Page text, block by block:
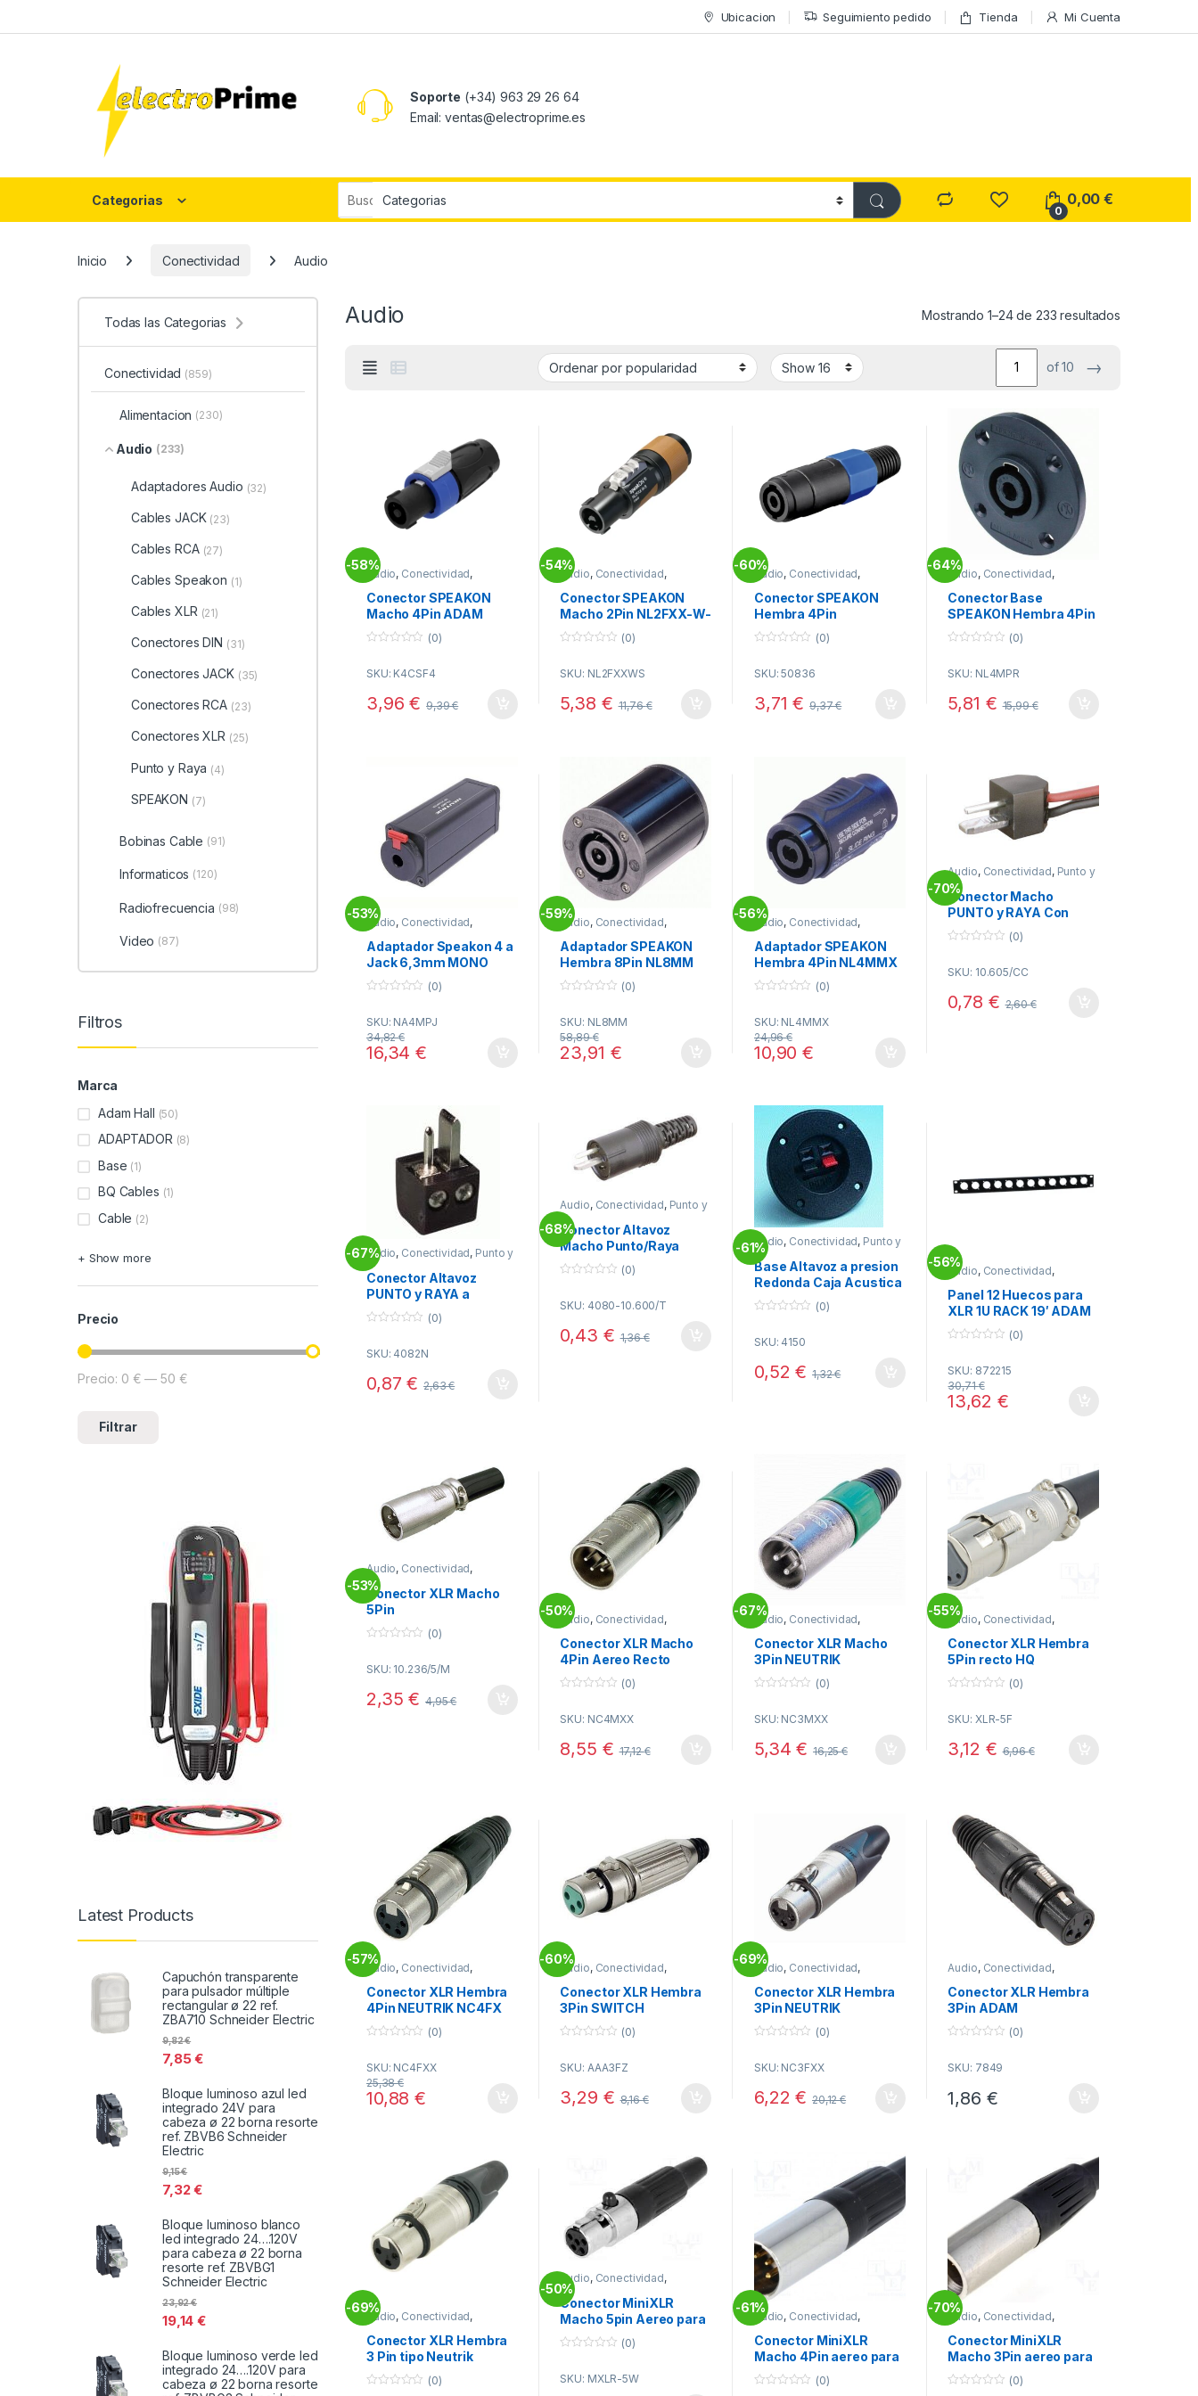
Ubicacion Seguimiento pedido Tienda Mi Cuenta
Soporte (+34) 963 29 26 64
Email: ventas@electroprime.es
Categorias
Search for:
0
0,00€
Inicio Conectividad Audio
Audio Mostrando 1–24 de 233 resultados
of 10 →
-58%
Audio, Conectividad,
SPEAKON
Conector SPEAKON
Macho 4Pin ADAM
4STAR
u
o
f
(0)
SKU: K4CSF4
3,96€ 9,39€
-54%
Audio, Conectividad,
SPEAKON
Conector SPEAKON
Macho 2Pin NL2FXX-W-
S NEUTRIK
u
o
f
(0)
SKU: NL2FXXWS
5,38 € 11,76€
-60%
Audio, Conectividad,
SPEAKON
Conector SPEAKON
Hembra 4Pin
u
o
f
(0)
SKU: 50836
3,71€ 9,37€
-64%
Audio, Conectividad,
SPEAKON
Conector Base
SPEAKON Hembra 4Pin
NL4MPR NEUTRIK
u
o
f
(0)
SKU: NL4MPR
5,81 € 15,99€
-53%
Audio, Conectividad,
SPEAKON
Adaptador Speakon 4 a
Jack 6,3mm MONO
u
t
o
(0)
SKU: NA4MPJ
16,34€
34,82€
-59%
Audio, Conectividad,
SPEAKON
Adaptador SPEAKON
Hembra 8Pin NL8MM
u
t
o
f
(0)
SKU: NL8MM
23,91 €
58,89€
-56%
Audio, Conectividad,
SPEAKON
Adaptador SPEAKON
Hembra 4Pin NL4MMX
NEUTRIK
u
t
o
(0)
SKU: NL4MMX
10,90€
24,96€
-70%
Audio, Conectividad, Punto y
Raya
Conector Macho
PUNTO y RAYA Con
Cable de 250mm
u
o
f
(0)
SKU: 10.605/CC
0,78 € 2,60€
-67%Audio, Conectividad, Punto y
Raya
Conector Altavoz
PUNTO y RAYA a
Tornillo NEGRO
u
o
f
(0)
SKU: 4082N
0,87€ 2,63€
-68%
Audio, Conectividad, Punto y
Raya
Conector Altavoz
Macho Punto/Raya
conexion Tornillos
u
o
f
(0)
SKU: 4080-10.600/T
0,43 € 1,36€
-61%Audio, Conectividad, Punto y
Raya
Base Altavoz a presion
Redonda Caja Acustica
u
o
f
(0)
SKU: 4150
0,52€ 1,32€
-56%
Audio, Conectividad,
Conectores XLR
Panel 12 Huecos para
XLR 1U RACK 19′ ADAM
u
t
o
(0)
SKU: 872215
13,62 €
30,71€
-53%
Audio, Conectividad,
Conectores XLR
Conector XLR Macho
5Pin
u
o
f
(0)
SKU: 10.236/5/M
2,35€ 4,95€
-50%
Audio, Conectividad,
Conectores XLR
Conector XLR Macho
4Pin Aereo Recto
NC4MX NEUTRIK
u
o
f
(0)
SKU: NC4MXX
8,55 € 17,12€
-67%
Audio, Conectividad,
Conectores XLR
Conector XLR Macho
3Pin NEUTRIK
u
o
f
(0)
SKU: NC3MXX
5,34€ 16,25€
-55%
Audio, Conectividad,
Conectores XLR
Conector XLR Hembra
5Pin recto HQ
u
o
f
(0)
SKU: XLR-5F
3,12 € 6,96€
-57%
Audio, Conectividad,
Conectores XLR
Conector XLR Hembra
4Pin NEUTRIK NC4FX
u
t
o
(0)
SKU: NC4FXX
10,88€
25,38€
-60%
Audio, Conectividad,
Conectores XLR
Conector XLR Hembra
3Pin SWITCH
u
o
f
(0)
SKU: AAA3FZ
3,29 € 8,16€
-69%
Audio, Conectividad,
Conectores XLR
Conector XLR Hembra
3Pin NEUTRIK
u
o
f
(0)
SKU: NC3FXX
6,22€ 20,12€
Audio, Conectividad,
Conector XLR Hembra
3Pin ADAM
u
o
(0)
SKU: 7849
1,86 €
-69%
Audio, Conectividad,
Conectores XLR
Conector XLR Hembra
3 Pin tipo Neutrik
(0)
-50%
Audio, Conectividad,
Conectores XLR
Conector MiniXLR
Macho 5pin Aereo para
Soldar
u
(0)
SKU: MXLR-5W
-61%
Audio, Conectividad,
Conectores XLR
Conector MiniXLR
Macho 4Pin aereo para
soldar
(0)
-70%
Audio, Conectividad,
Conectores XLR
Conector MiniXLR
Macho 3Pin aereo para
soldar
(0)
Todas las Categorias
Conectividad (859)
Alimentacion (230)
Audio (233)
Adaptadores Audio (32)
Cables JACK (23)
Cables RCA (27)
Cables Speakon (1)
Cables XLR (21)
Conectores DIN (31)
Conectores JACK (35)
Conectores RCA (23)
Conectores XLR (25)
Punto y Raya (4)
SPEAKON (7)
Bobinas Cable (91)
Informaticos (120)
Radiofrecuencia (98)
Video (87)
Filtros
Marca
Adam Hall (50)
ADAPTADOR (8)
Base (1)
BQ Cables (1)
Cable (2)
+ Show more
Precio
Precio mínimo
Precio máximo
Filtrar
Precio: 0 € —50 €
Latest Products
Capuchón transparente
para pulsador múltiple
rectangular ø 22 ref.
ZBA710 Schneider Electric
7,85€
9,82€
Bloque luminoso azul led
integrado 24V para
cabeza ø 22 borna resorte
ref. ZBVB6 Schneider
Electric
7,32€
9,15€
Bloque luminoso blanco
led integrado 24….120V
para cabeza ø 22 borna
resorte ref. ZBVBG1
Schneider Electric
19,14€
23,92€
Bloque luminoso verde led
integrado 24….120V para
cabeza ø 22 borna resorte